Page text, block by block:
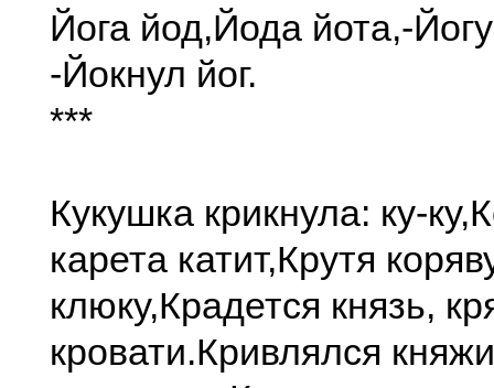
Йога йод,Йода йота,-
-Йокнул йог.
***
Кукушка крикнула: ку-ку,
карета катит,Крутя
клюку,Крадется князь,
кровати.Кривлялся